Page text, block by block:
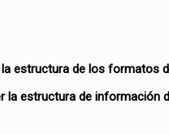
estructura de los
la estructura de